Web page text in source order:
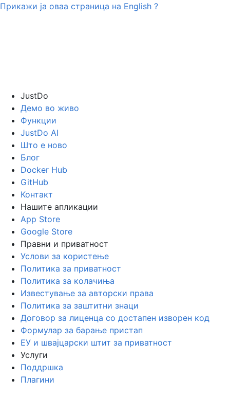
Прикажи ја оваа страница на English ?
JustDo
Демо во живо
Функции
JustDo AI
Што е ново
Блог
Docker Hub
GitHub
Контакт
Нашите апликации
App Store
Google Store
Правни и приватност
Услови за користење
Политика за приватност
Политика за колачиња
Известување за авторски права
Политика за заштитни знаци
Договор за лиценца со достапен изворен код
Формулар за барање пристап
ЕУ и швајцарски штит за приватност
Услуги
Поддршка
Плагини